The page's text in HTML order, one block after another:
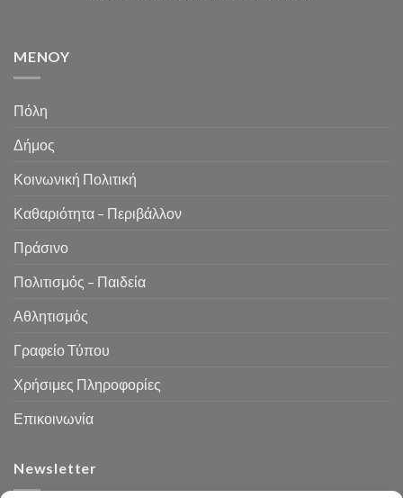
MENOY
Πόλη
Δήμος
Κοινωνική Πολιτική
Καθαριότητα – Περιβάλλον
Πράσινο
Πολιτισμός – Παιδεία
Αθλητισμός
Γραφείο Τύπου
Χρήσιμες Πληροφορίες
Επικοινωνία
Newsletter